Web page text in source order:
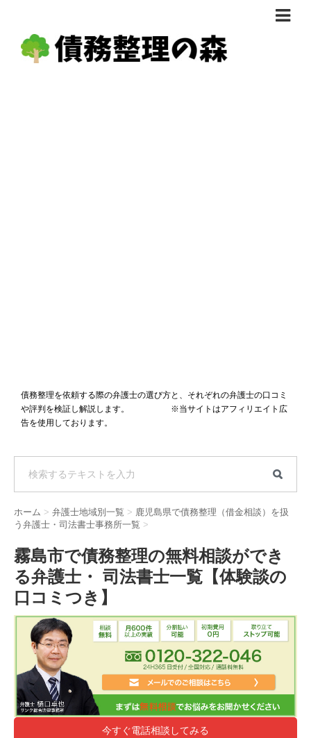
債務整理体験談
債務整理を依頼する際の弁護士の選び方と、それぞれの弁護士の口コミ
や評判を検証し解説します。 ※当サイトはアフィリエイト広
告を使用しております。
ホーム > 弁護士地域別一覧 > 鹿児島県で債務整理（借金相談）を扱
う弁護士・司法書士事務所一覧 >
霧島市で債務整理の無料相談ができ
る弁護士・ 司法書士一覧【体験談の
口コミつき】
今すぐ電話相談してみる